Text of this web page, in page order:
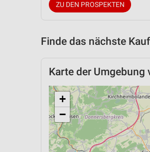
ZU DEN PROSPEKTEN
Finde das nächste
Karte der Umgebung
+
−